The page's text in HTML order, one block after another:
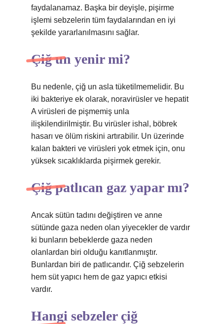
faydalanamaz. Başka bir deyişle, pişirme
işlemi sebzelerin tüm faydalarından en iyi
şekilde yararlanılmasını sağlar.
Çiğ un yenir mi?
Bu nedenle, çiğ un asla tüketilmemelidir. Bu
iki bakteriye ek olarak, noravirüsler ve hepatit
A virüsleri de pişmemiş unla
ilişkilendirilmiştir. Bu virüsler ishal, böbrek
hasarı ve ölüm riskini artırabilir. Un üzerinde
kalan bakteri ve virüsleri yok etmek için, onu
yüksek sıcaklıklarda pişirmek gerekir.
Çiğ patlıcan gaz yapar mı?
Ancak sütün tadını değiştiren ve anne
sütünde gaza neden olan yiyecekler de vardır
ki bunların bebeklerde gaza neden
olanlardan biri olduğu kanıtlanmıştır.
Bunlardan biri de patlıcandır. Çiğ sebzelerin
hem süt yapıcı hem de gaz yapıcı etkisi
vardır.
Hangi sebzeler çiğ